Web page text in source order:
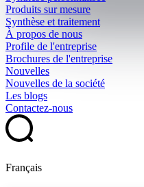
Produits sur mesure
Synthèse et traitement
À propos de nous
Profile de l'entreprise
Brochures de l'entreprise
Nouvelles
Nouvelles de la société
Les blogs
Contactez-nous
Français